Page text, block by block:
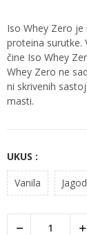
Iso Whey Zero
proteina surutke.
čine Iso Whey
Whey Zero ne
ni skrivenih
masti.
UKUS :
Vanila